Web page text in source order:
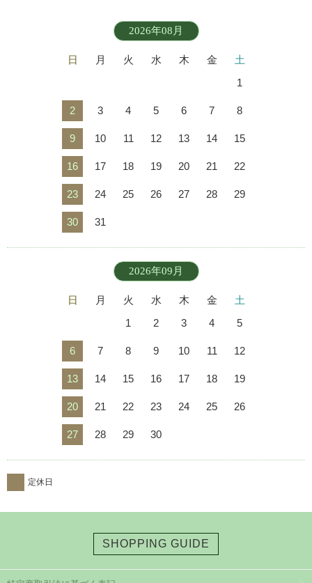
2026年08月
日 月 火 水 木 金
土
1
2 3 4 5 6 7 8
9 10 11 12 13 14 15
16 17 18 19 20 21 22
23 24 25 26 27 28 29
30 31
2026年09月
日 月 火 水 木 金
土
1
2 3 4 5
6 7 8 9 10 11 12
13 14 15 16 17 18 19
20 21 22 23 24 25 26
27 28 29 30
定休日
SHOPPING GUIDE